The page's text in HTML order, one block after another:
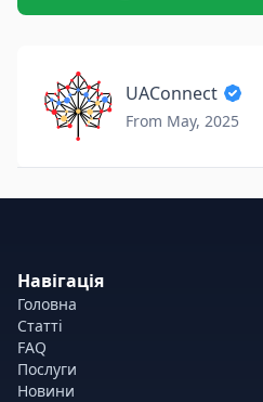
UAConnect
From May, 2025
Навігація
Головна
Статті
FAQ
Послуги
Новини